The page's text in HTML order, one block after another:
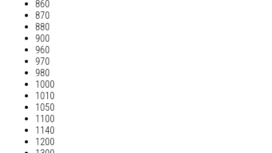
860
870
880
900
960
970
980
1000
1010
1050
1100
1140
1200